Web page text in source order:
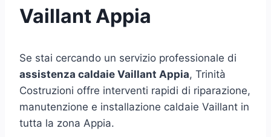
Vaillant Appia
Se stai cercando un servizio professionale di
assistenza caldaie Vaillant Appia, Trinità
Costruzioni offre interventi rapidi di riparazione,
manutenzione e installazione caldaie Vaillant in
tutta la zona Appia.